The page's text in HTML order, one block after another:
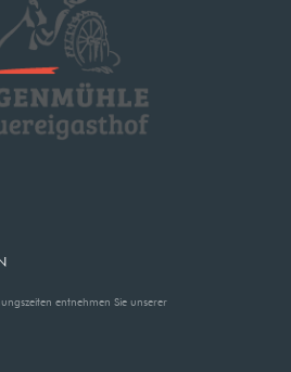
entnehmen Sie unserer